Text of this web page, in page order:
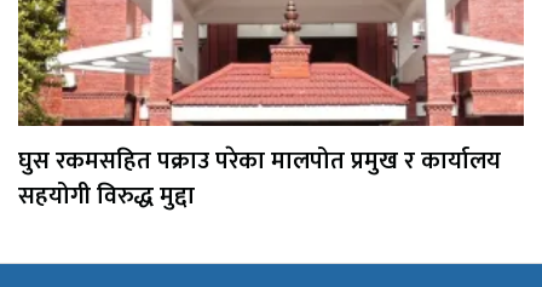
घुस रकमसहित पक्राउ परेका मालपोत प्रमुख र कार्यालय
सहयोगी विरुद्ध मुद्दा